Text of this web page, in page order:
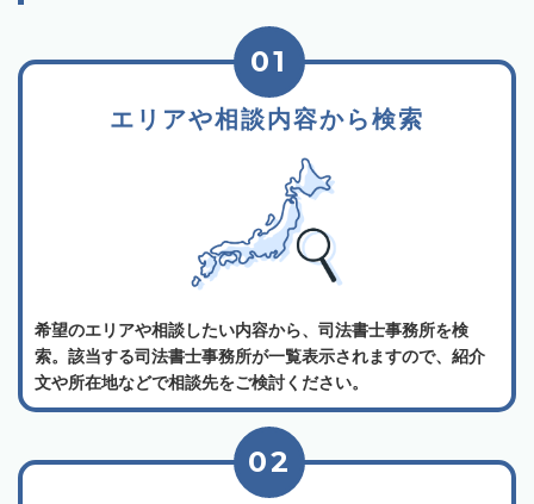
エリアや相談内容から検索
01
希望のエリアや相談したい内容から、司法書士事務所を検
索。該当する司法書士事務所が一覧表示されますので、紹介
文や所在地などで相談先をご検討ください。
02